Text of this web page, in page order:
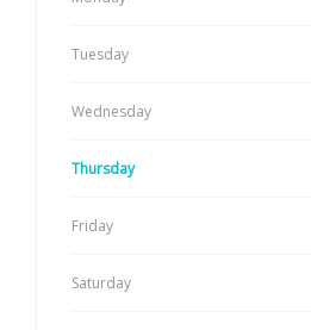
Tuesday
Wednesday
Thursday
Friday
Saturday